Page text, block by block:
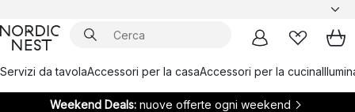
Servizi da tavolaAccessori per la casaAccessori per la cucina
Weekend Deals: nuove offerte ogni weekend